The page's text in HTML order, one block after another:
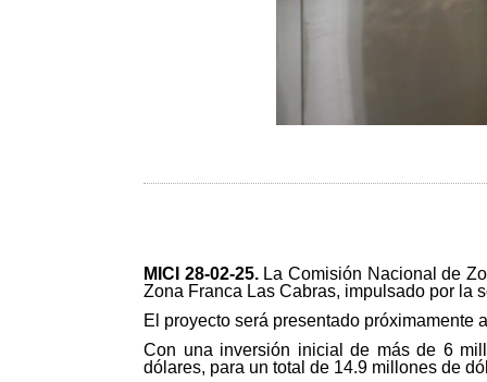
MICI 28-02-25. La Comisión Nacional de
Zona Franca Las Cabras, impulsado por la
El proyecto será presentado próximamente
Con una inversión inicial de más de 6
dólares, para un total de 14.9 millones de